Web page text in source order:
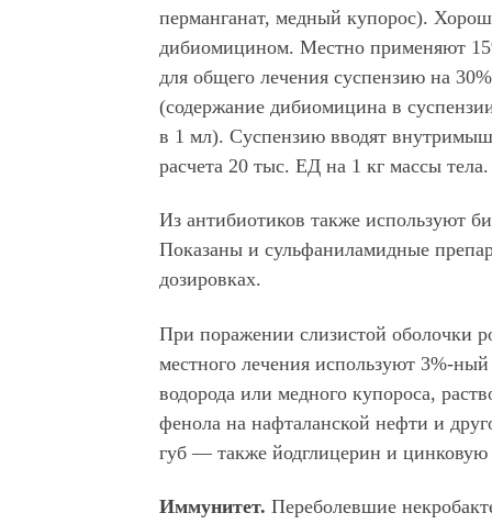
перманганат, медный купорос).
дибиомицином. Местно применяют
для общего лечения суспензию на
(содержание дибиомицина в
в 1 мл). Суспензию вводят
расчета 20 тыс. ЕД на 1 кг массы тела.
Из антибиотиков также используют
Показаны и сульфаниламидные
дозировках.
При поражении слизистой оболочки
местного лечения используют 3%-
водорода или медного купороса,
фенола на нафталанской нефти и
губ — также йодглицерин и цинковую
Иммунитет. Переболевшие